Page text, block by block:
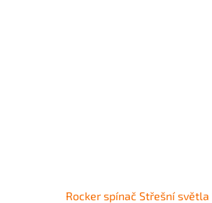
Rocker spínač Střešní